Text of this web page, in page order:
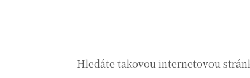
Hledáte takovou internetovou